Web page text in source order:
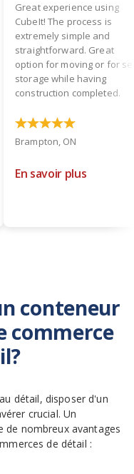
Great experience using
CubeIt! The process is
extremely simple and
straightforward. Great
option for moving or for
storage while having
construction completed.
Brampton, ON
En savoir plus
conteneur
commerce
détail, disposer d'un
crucial. Un
de nombreux avantages
de détail :